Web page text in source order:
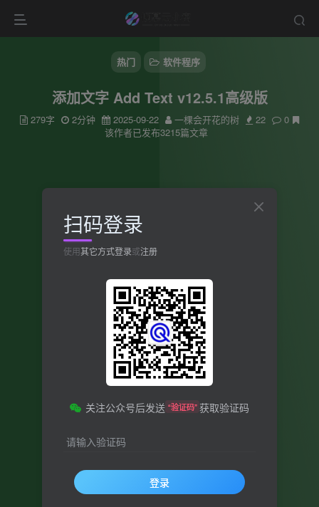
热门 软件程序
添加文字 Add Text v12.5.1高级版
279字 2分钟 2025-09-22 一棵会开花的树 22
0
该作者已发布3215篇文章
扫码登录
使用其它方式登录或注册
关注公众号后发送 “验证码” 获取验证码
请输入验证码
登录